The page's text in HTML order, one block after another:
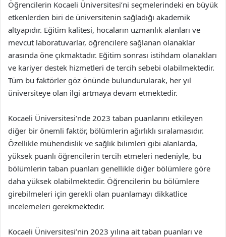
Öğrencilerin Kocaeli Üniversitesi’ni seçmelerindeki en büyük
etkenlerden biri de üniversitenin sağladığı akademik
altyapıdır. Eğitim kalitesi, hocaların uzmanlık alanları ve
mevcut laboratuvarlar, öğrencilere sağlanan olanaklar
arasında öne çıkmaktadır. Eğitim sonrası istihdam olanakları
ve kariyer destek hizmetleri de tercih sebebi olabilmektedir.
Tüm bu faktörler göz önünde bulundurularak, her yıl
üniversiteye olan ilgi artmaya devam etmektedir.
Kocaeli Üniversitesi’nde 2023 taban puanlarını etkileyen
diğer bir önemli faktör, bölümlerin ağırlıklı sıralamasıdır.
Özellikle mühendislik ve sağlık bilimleri gibi alanlarda,
yüksek puanlı öğrencilerin tercih etmeleri nedeniyle, bu
bölümlerin taban puanları genellikle diğer bölümlere göre
daha yüksek olabilmektedir. Öğrencilerin bu bölümlere
girebilmeleri için gerekli olan puanlamayı dikkatlice
incelemeleri gerekmektedir.
Kocaeli Üniversitesi’nin 2023 yılına ait taban puanları ve